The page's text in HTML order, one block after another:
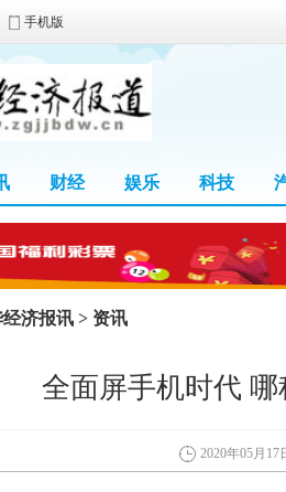
手机版
财经 娱乐 科技
经济报讯 > 资讯
全面屏手机时代
2020年05月17